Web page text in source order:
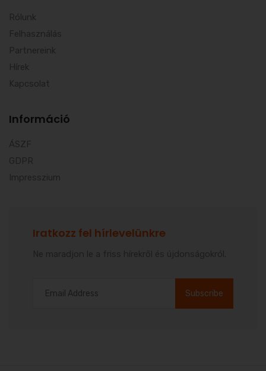
Rólunk
Felhasználás
Partnereink
Hírek
Kapcsolat
Információ
ÁSZF
GDPR
Impresszium
Iratkozz fel hírlevelünkre